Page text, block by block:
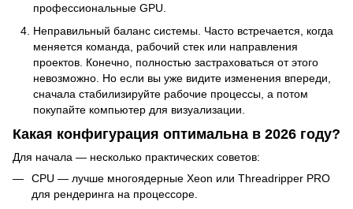
профессиональные GPU.
Неправильный баланс системы. Часто встречается, когда
меняется команда, рабочий стек или направления
проектов. Конечно, полностью застраховаться от этого
невозможно. Но если вы уже видите изменения впереди,
сначала стабилизируйте рабочие процессы, а потом
покупайте компьютер для визуализации.
Какая конфигурация оптимальна в 2026 году?
Для начала — несколько практических советов:
CPU — лучше многоядерные Xeon или Threadripper PRO
для рендеринга на процессоре.